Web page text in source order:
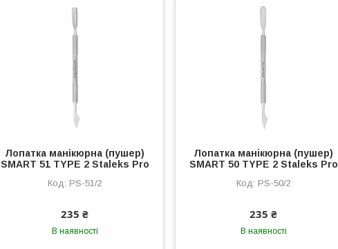
Лопатка манікюрна (пушер)
SMART 51 TYPE 2 Staleks Pro
PS-51/2
235 ₴
В наявності
Лопатка манікюрна (пушер)
SMART 50 TYPE 2 Staleks Pro
PS-50/2
235 ₴
В наявності